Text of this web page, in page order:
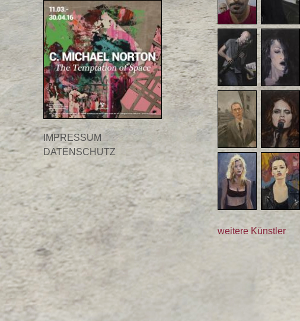
IMPRESSUM
DATENSCHUTZ
weitere Künstler